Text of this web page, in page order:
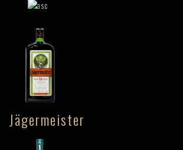
Jägermeister